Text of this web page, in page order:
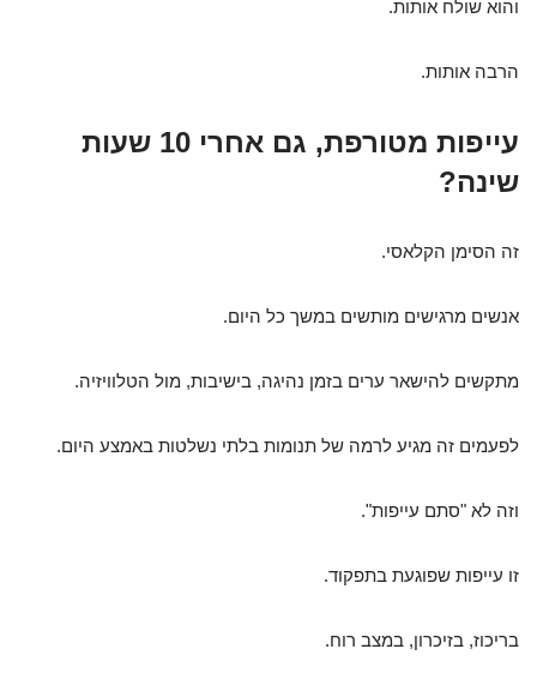
והוא שולח אותות.
הרבה אותות.
עייפות מטורפת, גם אחרי 10 שעות
שינה?
זה הסימן הקלאסי.
אנשים מרגישים מותשים במשך כל היום.
מתקשים להישאר ערים בזמן נהיגה, בישיבות, מול הטלוויזיה.
לפעמים זה מגיע לרמה של תנומות בלתי נשלטות באמצע היום.
וזה לא "סתם עייפות".
זו עייפות שפוגעת בתפקוד.
בריכוז, בזיכרון, במצב רוח.